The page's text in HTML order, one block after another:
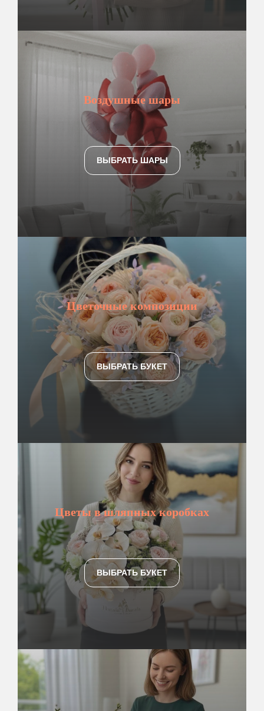
Воздушные шары
ВЫБРАТЬ ШАРЫ
Цветочные композиции
ВЫБРАТЬ БУКЕТ
Цветы в шляпных коробках
ВЫБРАТЬ БУКЕТ